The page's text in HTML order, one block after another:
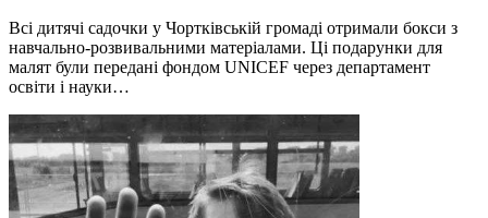
Всі дитячі садочки у Чортківській громаді отримали бокси з
навчально-розвивальними матеріалами. Ці подарунки для
малят були передані фондом UNICEF через департамент
освіти і науки…